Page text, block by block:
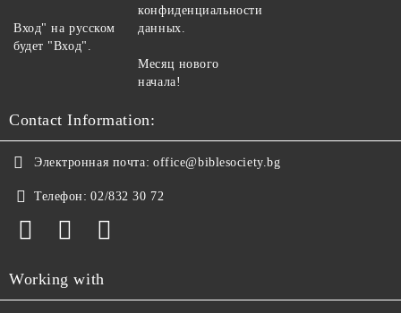
Вход" на русском
будет "Вход".
конфиденциальности
данных.
Месяц нового
начала!
Contact Information:
Электронная почта: office@biblesociety.bg
Телефон: 02/832 30 72
Working with